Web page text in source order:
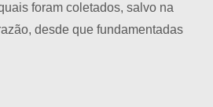
foram coletados, salvo na
desde que fundamentadas